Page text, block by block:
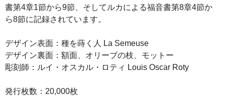
書第4章1節から9節、そしてルカによる福音書第8章4節か
ら8節に記録されています。
デザイン表面：種を蒔く人 La Semeuse
デザイン裏面：額面、オリーブの枝、モットー
彫刻師：ルイ・オスカル・ロティ Louis Oscar Roty
発行枚数：20,000枚